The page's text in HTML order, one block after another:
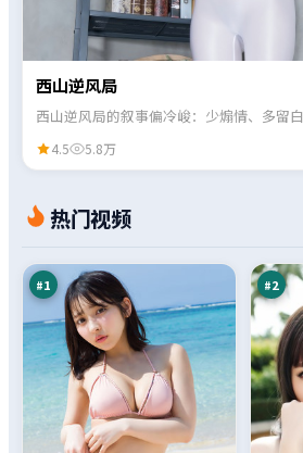
西山逆风局
西山逆风局的叙事偏冷峻：少煽情、多留
4.5 5.8万
热门视频
#1
石
惊 97
#2